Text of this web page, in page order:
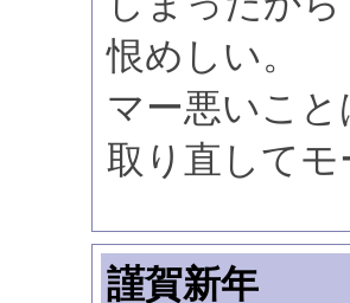
恨めしい。
マー悪いこ
取り直して
謹賀新年